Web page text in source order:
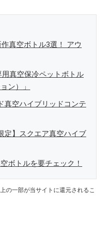
作真空ボトル3選！ アウ
真空保冷ペットボトル
ン）」
真空ハイブリッドコンテ
定】スクエア真空ハイブ
ボトルを要チェック！
の一部が当サイトに還元されるこ